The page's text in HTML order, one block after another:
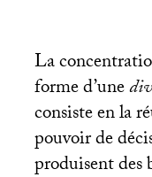
La
forme d’une
consiste en la
pouvoir de
produisent des